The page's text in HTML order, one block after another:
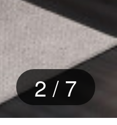
2/ 7